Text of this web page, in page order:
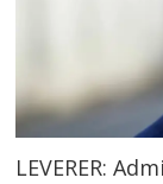
LEVERER: